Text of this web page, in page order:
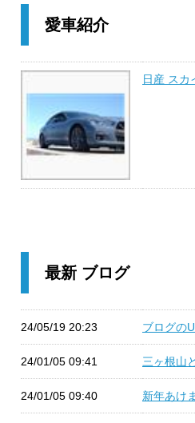
愛車紹介
日産 スカ
最新 ブログ
24/05/19 20:23 ブログの
24/01/05 09:41 三ヶ根山
24/01/05 09:40 新年あけ